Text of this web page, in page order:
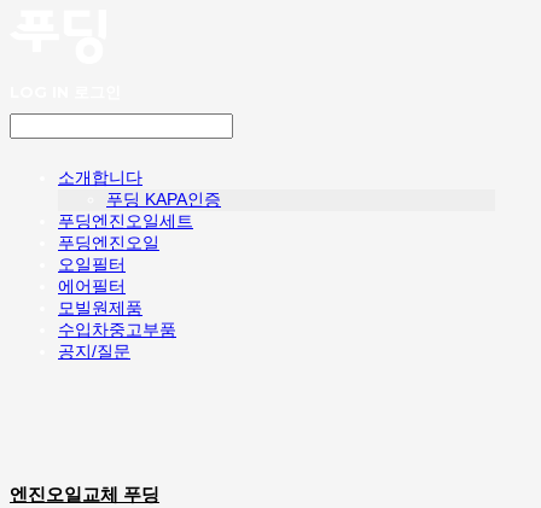
소개합니다
푸딩 KAPA인증
푸딩엔진오일세트
푸딩엔진오일
오일필터
에어필터
모빌원제품
수입차중고부품
공지/질문
엔진오일교체 푸딩